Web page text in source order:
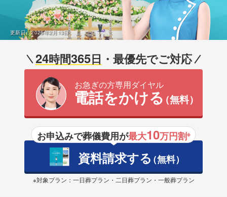
更新日：2026年2月13日
24時間365日 ・最優先でご対応
お急ぎの方専用ダイヤル
電話をかける（無料）
お申込みで葬儀費用が最大10万円割※
資料請求する（無料）
※対象プラン：一日葬プラン・二日葬プラン・一般葬プラン